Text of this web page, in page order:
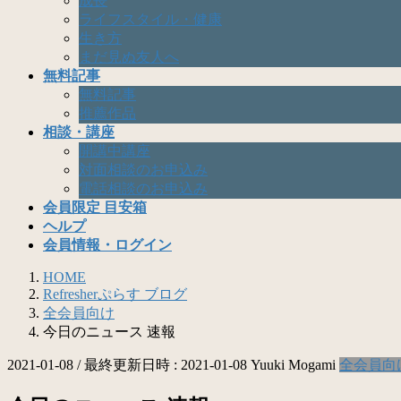
ライフスタイル・健康
生き方
まだ見ぬ友人へ
無料記事
無料記事
推薦作品
相談・講座
開講中講座
対面相談のお申込み
電話相談のお申込み
会員限定 目安箱
ヘルプ
会員情報・ログイン
HOME
Refresherぷらす ブログ
全会員向け
今日のニュース 速報
2021-01-08 / 最終更新日時 : 2021-01-08 Yuuki Mogami 全会員向